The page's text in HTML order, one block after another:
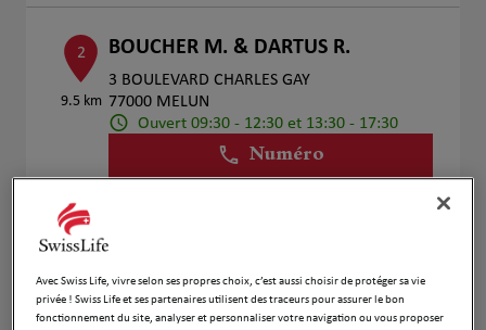
2
9.5 km
BOUCHER M. & DARTUS R.
3 BOULEVARD CHARLES GAY
77000 MELUN
Ouvert 09:30 - 12:30 et 13:30 - 17:30
Numéro
3 Assurances Laurent Guillet
5Bis Avenue De Quincy
Avec Swiss Life, vivre selon ses propres choix, c’est aussi choisir de protéger sa vie
privée ! Swiss Life et ses partenaires utilisent des traceurs pour assurer le bon
fonctionnement du site, analyser et personnaliser votre navigation ou vous proposer